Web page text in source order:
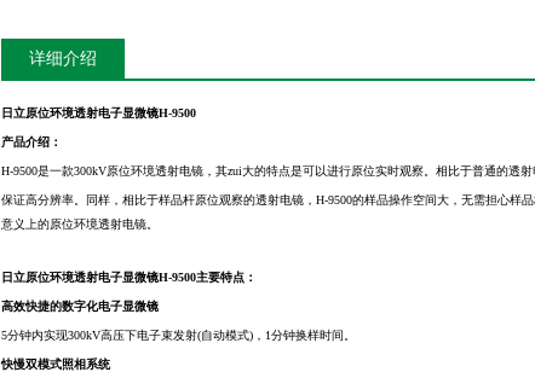
详细介绍
日立原位环境透射电子显微镜H-9500
产品介绍：
H-9500是一款300kV原位环境透射电镜，其zui大的特点是可以进行原位实时观察。相比于普通的透
保证高分辨率。同样，相比于样品杆原位观察的透射电镜，H-9500的样品操作空间大，无需担心样
意义上的原位环境透射电镜。
日立原位环境透射电子显微镜H-9500主要特点：
高效快捷的数字化电子显微镜
5分钟内实现300kV高压下电子束发射(自动模式)，1分钟换样时间。
快慢双模式照相系统